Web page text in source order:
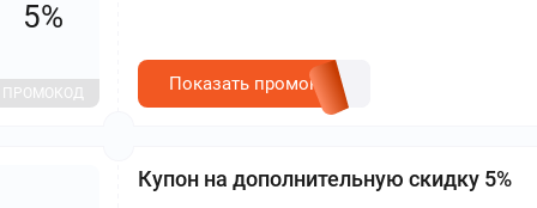
5%
ПРОМОКОД Показать промокод
Купон на дополнительную скидку 5%